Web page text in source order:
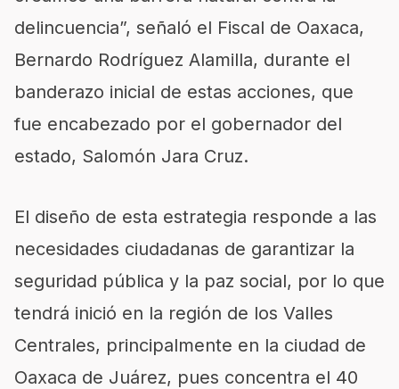
delincuencia”, señaló el Fiscal de Oaxaca,
Bernardo Rodríguez Alamilla, durante el
banderazo inicial de estas acciones, que
fue encabezado por el gobernador del
estado, Salomón Jara Cruz.
El diseño de esta estrategia responde a las
necesidades ciudadanas de garantizar la
seguridad pública y la paz social, por lo que
tendrá inició en la región de los Valles
Centrales, principalmente en la ciudad de
Oaxaca de Juárez, pues concentra el 40